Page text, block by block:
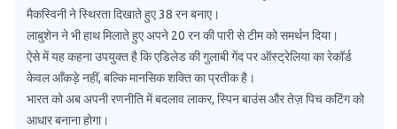
मैकस्विनी ने स्थिरता दिखाते हुए 38 रन बनाए।
लाबुशेन ने भी हाथ मिलाते हुए अपने 20 रन की पारी से टीम को समर्थन दिया।
ऐसे में यह कहना उपयुक्त है कि एडिलेड की गुलाबी गेंद पर ऑस्ट्रेलिया का रेकॉर्ड
केवल आँकड़े नहीं, बल्कि मानसिक शक्ति का प्रतीक है।
भारत को अब अपनी रणनीति में बदलाव लाकर, स्पिन बाउंस और तेज़ पिच कटिंग को
आधार बनाना होगा।